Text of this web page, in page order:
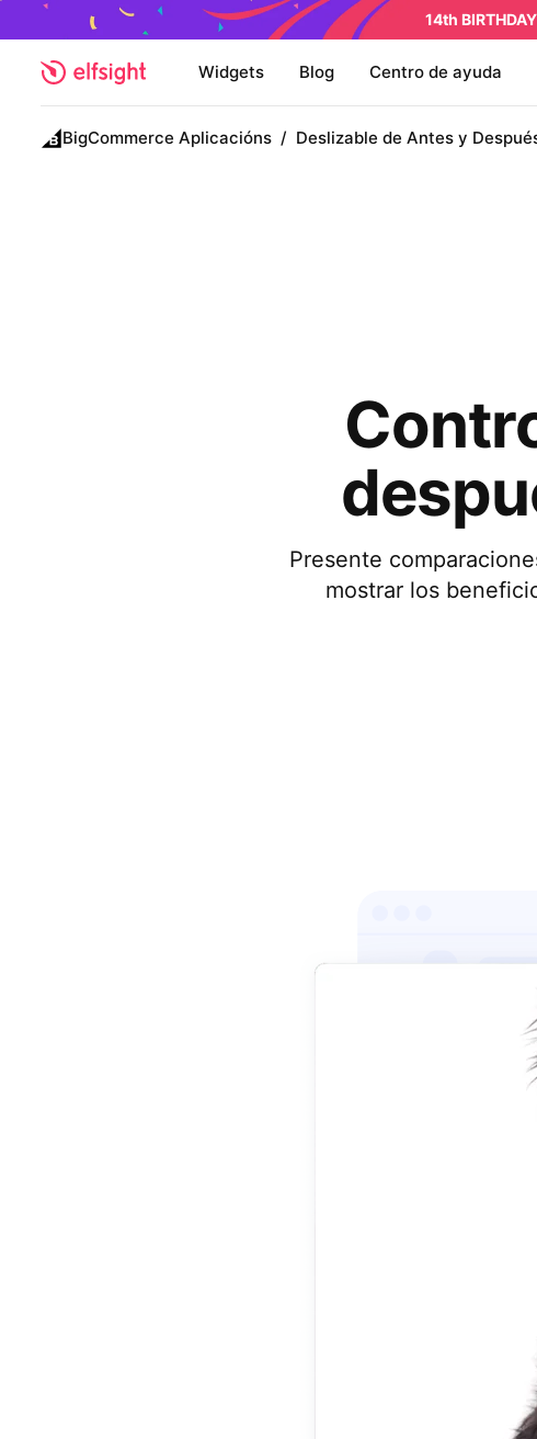
14th
Widgets Blog Centro de ayuda
BigCommerce Aplicacións / Deslizable de Antes y
Presente
mostrar los